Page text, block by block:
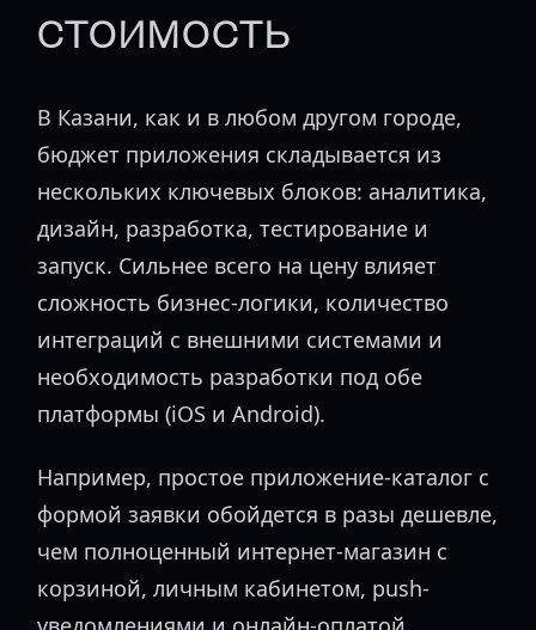
стоимость
В Казани, как и в любом другом городе,
бюджет приложения складывается из
нескольких ключевых блоков: аналитика,
дизайн, разработка, тестирование и
запуск. Сильнее всего на цену влияет
сложность бизнес-логики, количество
интеграций с внешними системами и
необходимость разработки под обе
платформы (iOS и Android).
Например, простое приложение-каталог с
формой заявки обойдется в разы дешевле,
чем полноценный интернет-магазин с
корзиной, личным кабинетом, push-